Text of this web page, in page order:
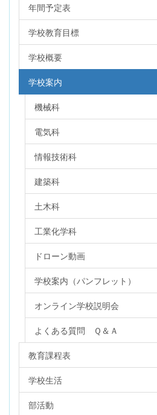
年間予定表
学校教育目標
学校概要
学校案内
機械科
電気科
情報技術科
建築科
土木科
工業化学科
ドローン動画
学校案内（パンフレット）
オンライン学校説明会
よくある質問 Ｑ＆Ａ
教育課程表
学校生活
部活動